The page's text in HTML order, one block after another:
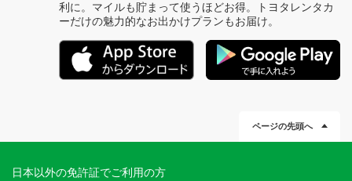
利に。マイルも貯まって使うほどお得。トヨタレンタカ
ーだけの魅力的なお出かけプランもお届け。
ページの先頭へ
日本以外の免許証でご利用の方